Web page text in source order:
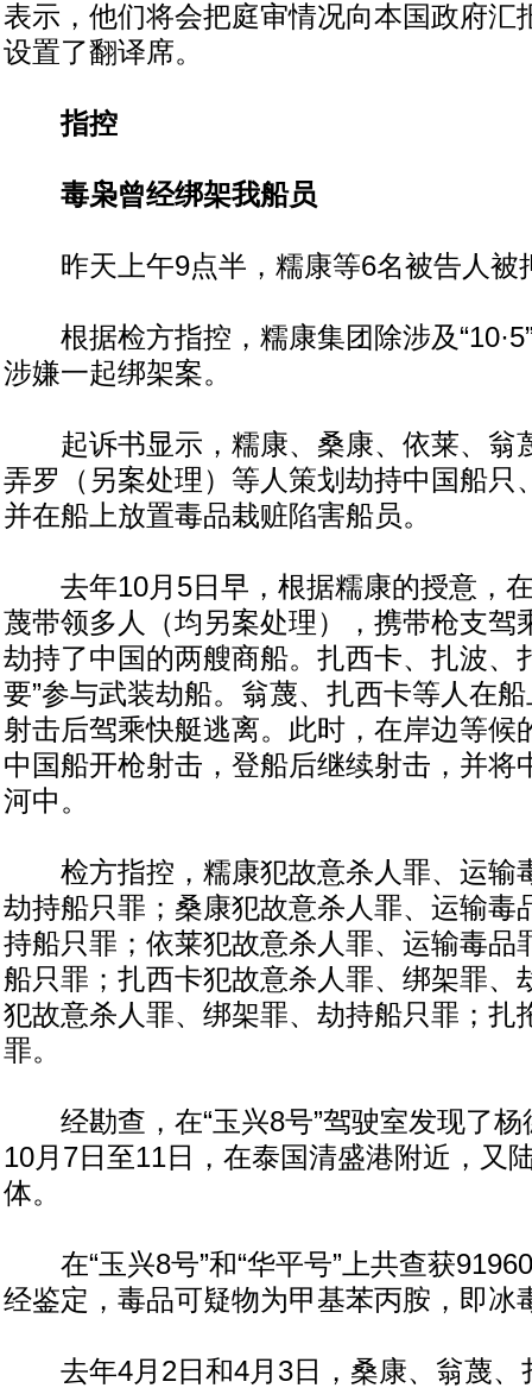
表示，他们将会把庭审情况向本国政府汇
设置了翻译席。
指控
毒枭曾经绑架我船员
昨天上午9点半，糯康等6名被告人被
根据检方指控，糯康集团除涉及
涉嫌一起绑架案。
起诉书显示，糯康、桑康、依莱、翁
弄罗（另案处理）等人策划劫持中国船只
并在船上放置毒品栽赃陷害船员。
去年10月5日早，根据糯康的授意，
蔑带领多人（均另案处理），携带枪支驾
劫持了中国的两艘商船。扎西卡、扎波、
要”参与武装劫船。翁蔑、扎西卡等人在
射击后驾乘快艇逃离。此时，在岸边等候
中国船开枪射击，登船后继续射击，并将
河中。
检方指控，糯康犯故意杀人罪、运输
劫持船只罪；桑康犯故意杀人罪、运输毒
持船只罪；依莱犯故意杀人罪、运输毒品
船只罪；扎西卡犯故意杀人罪、绑架罪、
犯故意杀人罪、绑架罪、劫持船只罪；扎
罪。
经勘查，在“玉兴8号”驾驶室发现了杨
10月7日至11日，在泰国清盛港附近，又
体。
在“玉兴8号”和“华平号”上共查获
经鉴定，毒品可疑物为甲基苯丙胺，即冰
去年4月2日和4月3日，桑康、翁蔑、